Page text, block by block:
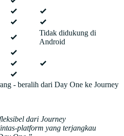
Tidak didukung di
Android
- beralih dari Day One ke Journey
dari Journey
platform yang terjangkau